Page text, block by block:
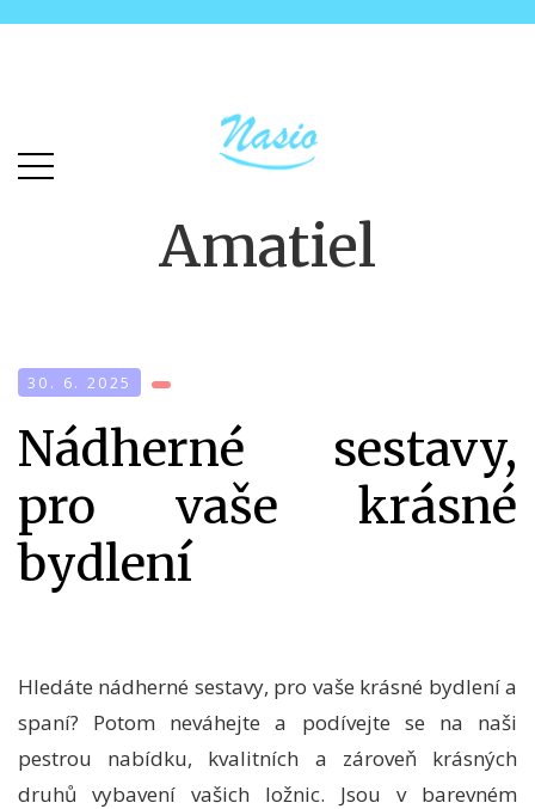
Amatiel
30. 6. 2025
Nádherné sestavy,
pro vaše krásné
bydlení
Hledáte nádherné sestavy, pro vaše krásné bydlení a
spaní? Potom neváhejte a podívejte se na naši
pestrou nabídku, kvalitních a zároveň krásných
druhů vybavení vašich ložnic. Jsou v barevném